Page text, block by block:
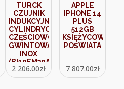
TURCK
CZUJNIK
INDUKCYJNY
CYLINDRYCZNY
CZĘŚCIOWO
GWINTOWANY
INOX
(BI10EM30AP6S90710M)
2 206.00zł
APPLE
IPHONE 14
PLUS
512GB
KSIĘŻYCOWA
POŚWIATA
7 807.00zł